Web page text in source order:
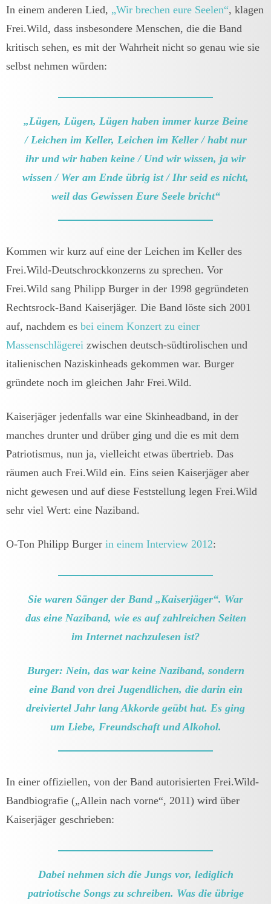
In einem anderen Lied, „Wir brechen eure Seelen“, klagen
Frei.Wild, dass insbesondere Menschen, die die Band
kritisch sehen, es mit der Wahrheit nicht so genau wie sie
selbst nehmen würden:
„Lügen, Lügen, Lügen haben immer kurze Beine
/ Leichen im Keller, Leichen im Keller / habt nur
ihr und wir haben keine / Und wir wissen, ja wir
wissen / Wer am Ende übrig ist / Ihr seid es nicht,
weil das Gewissen Eure Seele bricht“
Kommen wir kurz auf eine der Leichen im Keller des
Frei.Wild-Deutschrockkonzerns zu sprechen. Vor
Frei.Wild sang Philipp Burger in der 1998 gegründeten
Rechtsrock-Band Kaiserjäger. Die Band löste sich 2001
auf, nachdem es bei einem Konzert zu einer
Massenschlägerei zwischen deutsch-südtirolischen und
italienischen Naziskinheads gekommen war. Burger
gründete noch im gleichen Jahr Frei.Wild.
Kaiserjäger jedenfalls war eine Skinheadband, in der
manches drunter und drüber ging und die es mit dem
Patriotismus, nun ja, vielleicht etwas übertrieb. Das
räumen auch Frei.Wild ein. Eins seien Kaiserjäger aber
nicht gewesen und auf diese Feststellung legen Frei.Wild
sehr viel Wert: eine Naziband.
O-Ton Philipp Burger in einem Interview 2012:
Sie waren Sänger der Band „Kaiserjäger“. War
das eine Naziband, wie es auf zahlreichen Seiten
im Internet nachzulesen ist?
Burger: Nein, das war keine Naziband, sondern
eine Band von drei Jugendlichen, die darin ein
dreiviertel Jahr lang Akkorde geübt hat. Es ging
um Liebe, Freundschaft und Alkohol.
In einer offiziellen, von der Band autorisierten Frei.Wild-
Bandbiografie („Allein nach vorne“, 2011) wird über
Kaiserjäger geschrieben:
Dabei nehmen sich die Jungs vor, lediglich
patriotische Songs zu schreiben. Was die übrige